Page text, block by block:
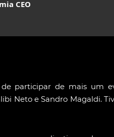
CEO
participar de mais um
Neto e Sandro Magaldi.